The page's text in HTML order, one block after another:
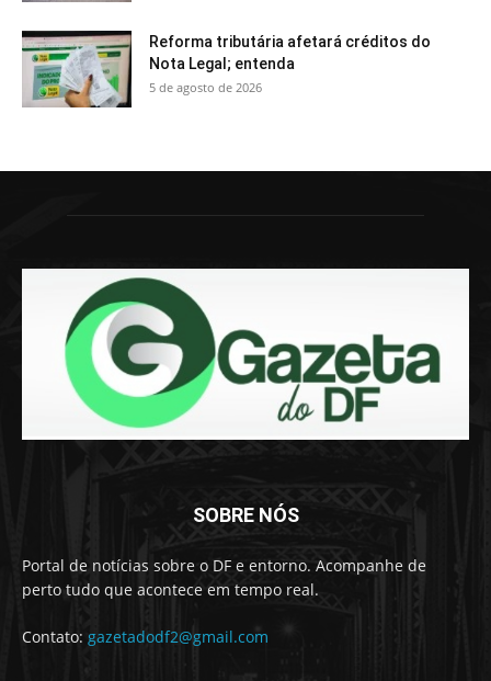
Reforma tributária afetará créditos do
Nota Legal; entenda
5 de agosto de 2026
SOBRE NÓS
Portal de notícias sobre o DF e entorno. Acompanhe de
perto tudo que acontece em tempo real.
Contato: gazetadodf2@gmail.com